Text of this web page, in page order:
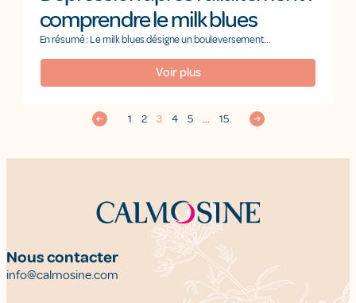
comprendre le milk blues
En résumé : Le milk blues désigne un bouleversement...
Voir plus
1 2 3 4 5 … 15
Nous contacter
info@calmosine.com